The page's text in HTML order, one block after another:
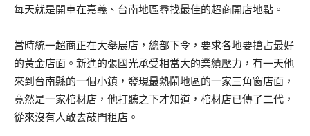
每天就是開車在嘉義、台南地區尋找最佳的超商開店地點。
當時統一超商正在大舉展店，總部下令，要求各地要搶占最好
的黃金店面。新進的張國光承受相當大的業績壓力，有一天他
來到台南縣的一個小鎮，發現最熱鬧地區的一家三角窗店面，
竟然是一家棺材店，他打聽之下才知道，棺材店已傳了二代，
從來沒有人敢去敲門租店。